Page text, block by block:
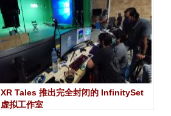
XR Tales 推出完全封闭的 InfinitySet
虚拟工作室